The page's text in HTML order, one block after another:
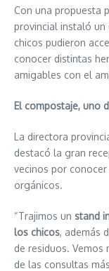
Con una propuesta
provincial instaló un
chicos pudieron
conocer distintas
amigables con el
El compostaje, uno
La directora
destacó la gran
vecinos por
orgánicos.
“Trajimos un stand
los chicos, además
de residuos.
de las consultas